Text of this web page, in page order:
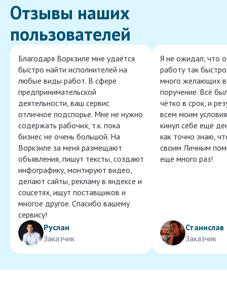
Отзывы наших
пользователей
Благодаря Воркзиле мне удаётся
быстро найти исполнителей на
любые виды работ. В сфере
предпринимательской
деятельности, ваш сервис
отличное подспорье. Мне не нужно
содержать рабочих, т.к. пока
бизнес не очень большой. На
Воркзиле за меня размещают
объявления, пишут тексты, создают
инфографику, монтируют видео,
делают сайты, рекламу в яндексе и
соцсетях, ищут поставщиков и
многое другое. Спасибо вашему
сервису!
Руслан
Заказчик
Я не ожидал, что
работу так
много желающих
поручение. Всё
чётко в срок, и
всем моим
кинул себе ещё
как точно знаю,
своим Личным
ещё много раз!
Станислав
Заказчик